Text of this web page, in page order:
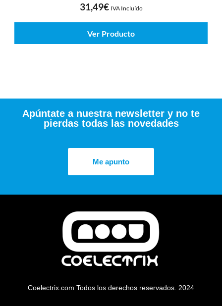
31,49€ IVA Incluído
Ver Producto
Apúntate a nuestra newsletter y no te
pierdas todas las novedades
Me apunto
Coelectrix.com Todos los derechos reservados. 2024